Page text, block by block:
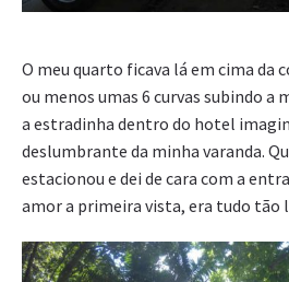
O meu quarto ficava lá em cima da
ou menos umas 6 curvas subindo a
a estradinha dentro do hotel
deslumbrante da minha varanda.
estacionou e dei de cara com a
amor a primeira vista, era tudo tão